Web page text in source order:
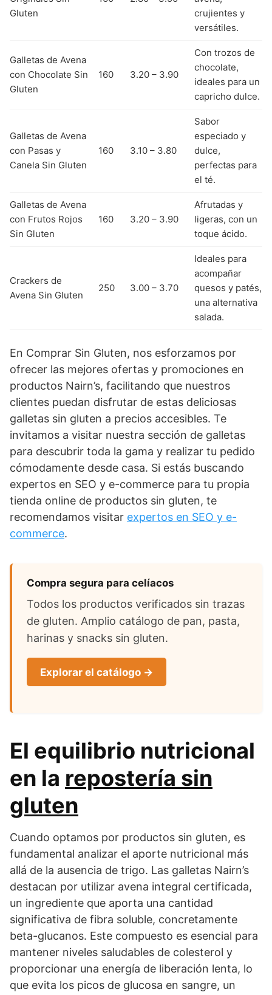
Gluten
crujientes y
versátiles.
Galletas de Avena
con Chocolate Sin
Gluten
160 3.20 – 3.90
Con trozos de
chocolate,
ideales para un
capricho dulce.
Galletas de Avena
con Pasas y
Canela Sin Gluten
160 3.10 – 3.80
Sabor
especiado y
dulce,
perfectas para
el té.
Galletas de Avena
con Frutos Rojos
Sin Gluten
160 3.20 – 3.90
Afrutadas y
ligeras, con un
toque ácido.
Crackers de
Avena Sin Gluten
250 3.00 – 3.70
Ideales para
acompañar
quesos y patés,
una alternativa
salada.
En Comprar Sin Gluten, nos esforzamos por
ofrecer las mejores ofertas y promociones en
productos Nairn’s, facilitando que nuestros
clientes puedan disfrutar de estas deliciosas
galletas sin gluten a precios accesibles. Te
invitamos a visitar nuestra sección de galletas
para descubrir toda la gama y realizar tu pedido
cómodamente desde casa. Si estás buscando
expertos en SEO y e-commerce para tu propia
tienda online de productos sin gluten, te
recomendamos visitar expertos en SEO y e-
commerce.
Compra segura para celíacos
Todos los productos verificados sin trazas
de gluten. Amplio catálogo de pan, pasta,
harinas y snacks sin gluten.
Explorar el catálogo →
El equilibrio nutricional
en la repostería sin
gluten
Cuando optamos por productos sin gluten, es
fundamental analizar el aporte nutricional más
allá de la ausencia de trigo. Las galletas Nairn’s
destacan por utilizar avena integral certificada,
un ingrediente que aporta una cantidad
significativa de fibra soluble, concretamente
beta-glucanos. Este compuesto es esencial para
mantener niveles saludables de colesterol y
proporcionar una energía de liberación lenta, lo
que evita los picos de glucosa en sangre, un